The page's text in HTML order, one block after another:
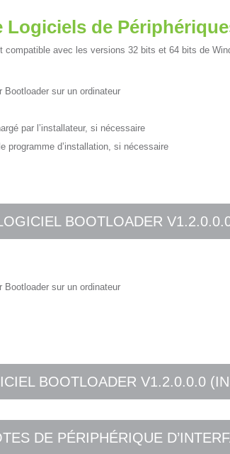
Logiciels de
compatible avec les versions 32 bits et 64 bits de
Bootloader sur un ordinateur
par l’installateur, si nécessaire
programme d’installation, si nécessaire
BOOTLOADER
Bootloader sur un ordinateur
BOOTLOADER V1.2.0.0.0
DE PÉRIPHÉRIQUE